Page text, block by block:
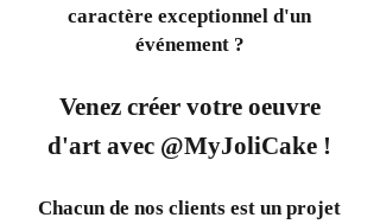
caractère exceptionnel d'un
événement ?
Venez créer votre oeuvre
d'art avec @MyJoliCake !
Chacun de nos clients est un projet